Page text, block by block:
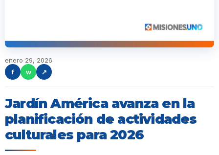
enero 29, 2026
f
w ↗
Jardín América avanza en la
planificación de actividades
culturales para 2026